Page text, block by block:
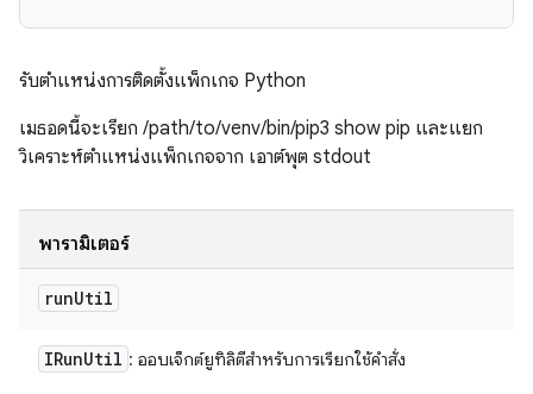
รับตำแหน่งการติดตั้งแพ็กเกจ Python
เมธอดนี้จะเรียก /path/to/venv/bin/pip3 show pip และแยก
วิเคราะห์ตำแหน่งแพ็กเกจจาก เอาต์พุต stdout
พารามิเตอร์
runUtil
IRunUtil : ออบเจ็กต์ยูทิลิตีสำหรับการเรียกใช้คำสั่ง